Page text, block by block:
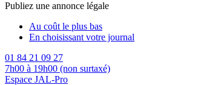
Publiez une annonce légale
Au coût le plus bas
En choisissant votre journal
01 84 21 09 27
7h00 à 19h00 (non surtaxé)
Espace JAL-Pro